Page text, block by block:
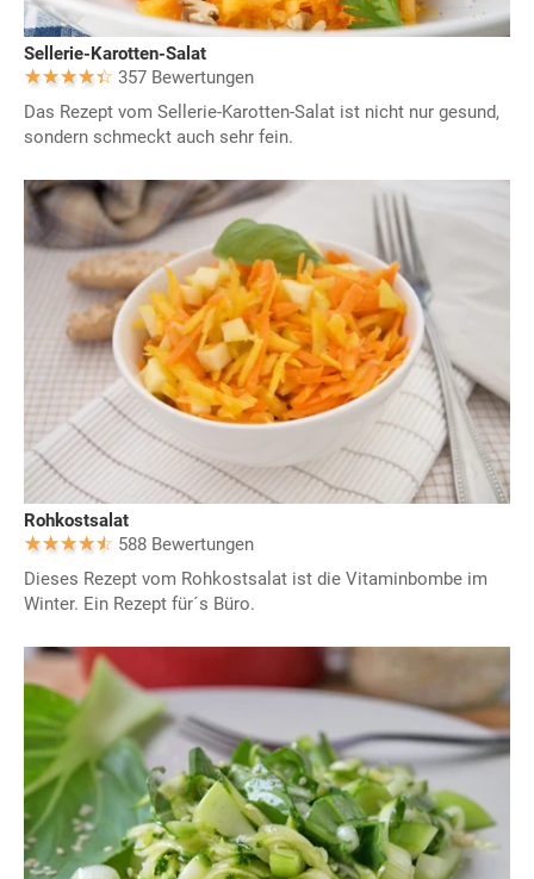
Sellerie-Karotten-Salat
357 Bewertungen
Das Rezept vom Sellerie-Karotten-Salat ist nicht nur gesund,
sondern schmeckt auch sehr fein.
Rohkostsalat
588 Bewertungen
Dieses Rezept vom Rohkostsalat ist die Vitaminbombe im
Winter. Ein Rezept für´s Büro.